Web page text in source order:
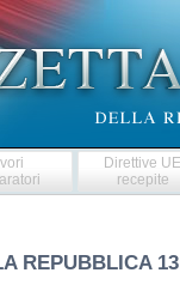
Direttive
recepite
REPUBBLICA